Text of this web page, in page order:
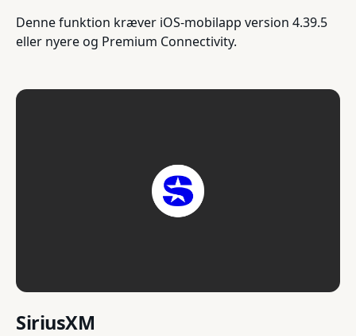
Denne funktion kræver iOS-mobilapp version 4.39.5
eller nyere og Premium Connectivity.
SiriusXM